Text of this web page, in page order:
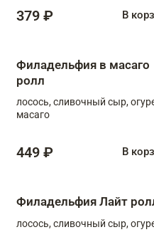
379 ₽ В
Филадельфия в масаго
ролл
лосось, сливочный сыр,
масаго
449 ₽ В
Филадельфия Лайт
лосось, сливочный сыр,